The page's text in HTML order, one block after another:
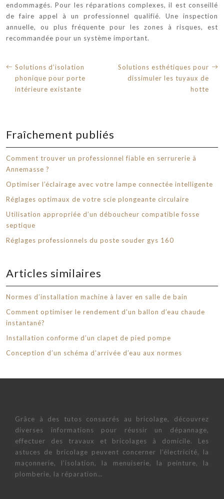
endommagés. Pour les réparations complexes, il est conseillé
de faire appel à un professionnel qualifié. Une inspection
annuelle, ou plus fréquente pour les zones à risques, est
recommandée pour un système important.
Solutions d’isolation
phonique pour porte
intérieure existante
Solutions esthétiques pour
dissimuler les tuyaux de
hotte
Fraîchement publiés
Comment trouver un professionnel fiable en serrurerie à
Annemasse ?
Optimiser l’éclairage avec votre lampe connectée intelligente
Réglages optimaux de votre scie plongeante circulaire
Utilisation appropriée d’un déboucheur compatible fosse
septique
Réglages professionnels du poste souder gys 160
Articles similaires
Normes d’installation machine à laver en salle de bain
Comment optimiser le rendement d’un ballon d’eau chaude
instantané?
Installation conforme d’un clapet de pied pompe
Conception d’un schéma d’arrivée d’eau aux normes
Grâce à des tutos consacrés au bricolage, découvrez
diverses informations pour réussir un dépannage,
effectuer des travaux et bricolages à domicile. Les
astuces de bricolage peuvent concerner l’électricité, la
maçonnerie, l’isolation, la menuiserie, la peinture, la
plomberie, la réparation…